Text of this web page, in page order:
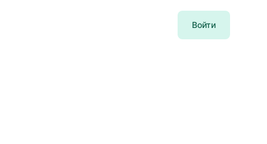
Войти